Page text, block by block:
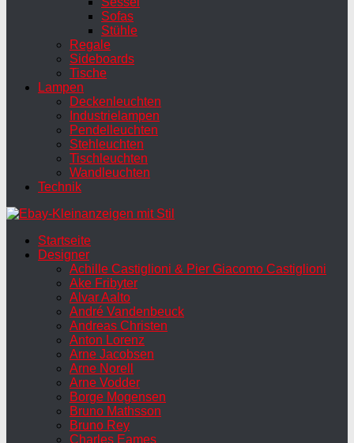
Sofas
Stühle
Regale
Sideboards
Tische
Lampen
Deckenleuchten
Industrielampen
Pendelleuchten
Stehleuchten
Tischleuchten
Wandleuchten
Technik
Startseite
Designer
Achille Castiglioni & Pier Giacomo Castiglioni
Ake Fribyter
Alvar Aalto
André Vandenbeuck
Andreas Christen
Anton Lorenz
Arne Jacobsen
Arne Norell
Arne Vodder
Borge Mogensen
Bruno Mathsson
Bruno Rey
Charles Eames